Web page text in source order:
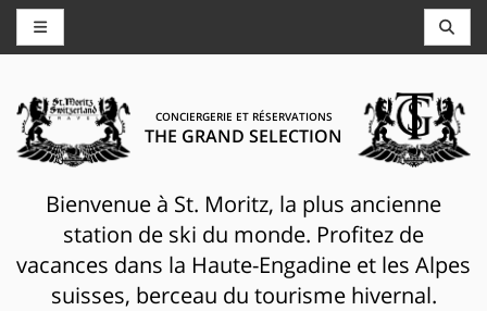
CONCIERGERIE ET RÉSERVATIONS
THE GRAND SELECTION
Bienvenue à St. Moritz, la plus ancienne
station de ski du monde. Profitez de
vacances dans la Haute-Engadine et les Alpes
suisses, berceau du tourisme hivernal.